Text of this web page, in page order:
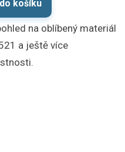
na oblíbený materiál
a ještě více
košíku